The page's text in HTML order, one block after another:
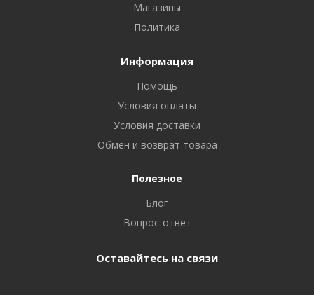
Магазины
Политика
Информация
Помощь
Условия оплаты
Условия доставки
Обмен и возврат товара
Полезное
Блог
Вопрос-ответ
Оставайтесь на связи